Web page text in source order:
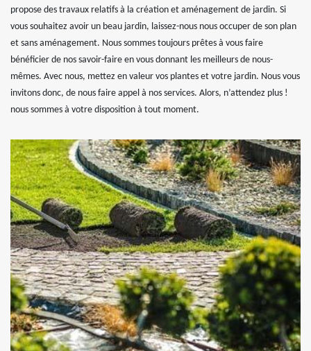
propose des travaux relatifs à la création et aménagement de jardin. Si
vous souhaitez avoir un beau jardin, laissez-nous nous occuper de son plan
et sans aménagement. Nous sommes toujours prêtes à vous faire
bénéficier de nos savoir-faire en vous donnant les meilleurs de nous-
mêmes. Avec nous, mettez en valeur vos plantes et votre jardin. Nous vous
invitons donc, de nous faire appel à nos services. Alors, n’attendez plus !
nous sommes à votre disposition à tout moment.